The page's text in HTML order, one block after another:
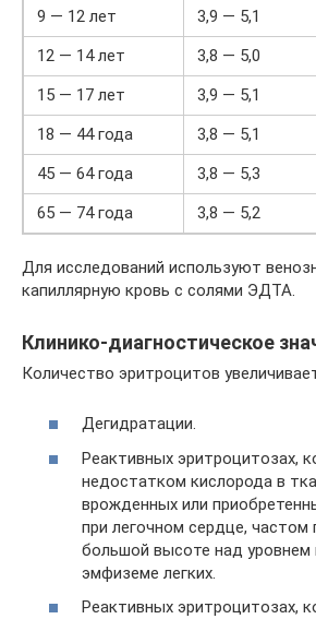
9 — 12 лет
3,9 — 5,1
12 — 14 лет
3,8 — 5,0
15 — 17 лет
3,9 — 5,1
18 — 44 года
3,8 — 5,1
45 — 64 года
3,8 — 5,3
65 — 74 года
3,8 — 5,2
Для исследований используют
капиллярную кровь с солями ЭДТА.
Клинико-диагностическое
Количество эритроцитов
Дегидратации.
Реактивных эритроцитозах,
недостатком кислорода в
врожденных или
при легочном сердце, частом
большой высоте над уровнем
эмфиземе легких.
Реактивных эритроцитозах,